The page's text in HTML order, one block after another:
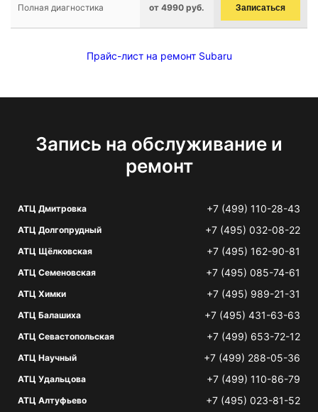
Полная диагностика от 4990 руб. Записаться
Прайс-лист на ремонт Subaru
Запись на обслуживание и
ремонт
АТЦ Дмитровка +7 (499) 110-28-43
АТЦ Долгопрудный +7 (495) 032-08-22
АТЦ Щёлковская +7 (495) 162-90-81
АТЦ Семеновская +7 (495) 085-74-61
АТЦ Химки +7 (495) 989-21-31
АТЦ Балашиха +7 (495) 431-63-63
АТЦ Севастопольская +7 (499) 653-72-12
АТЦ Научный +7 (499) 288-05-36
АТЦ Удальцова +7 (499) 110-86-79
АТЦ Алтуфьево +7 (495) 023-81-52